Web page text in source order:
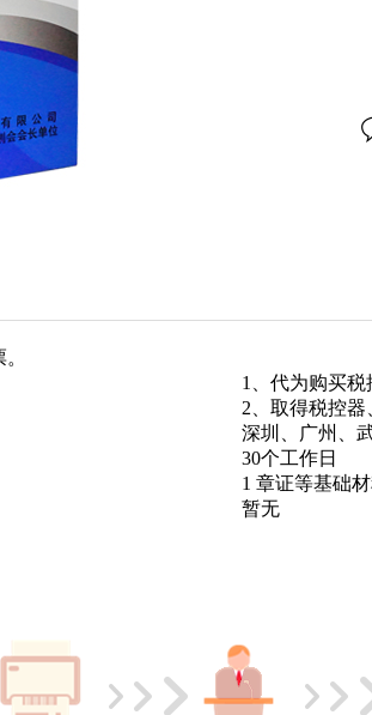
1、代为购买税
2、取得税控器
深圳、广州、
30个工作日
1 章证等基础材
暂无